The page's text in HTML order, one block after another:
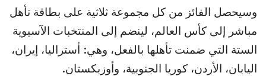
وسيحصل الفائز من كل مجموعة ثلاثية على بطاقة تأهل
مباشر إلى كأس العالم، لينضم إلى المنتخبات الآسيوية
الستة التي ضمنت تأهلها بالفعل، وهي: أستراليا، إيران،
اليابان، الأردن، كوريا الجنوبية، وأوزبكستان.